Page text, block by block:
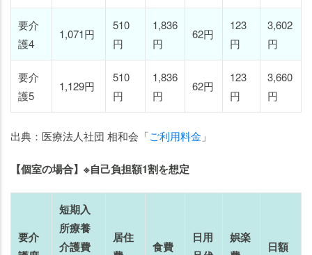
要介
護4
1,071円
510
円
1,836
円
62円
123
円
3,602
円
要介
護5
1,129円
510
円
1,836
円
62円
123
円
3,660
円
出典：医療法人社団 相和会「ご利用料金 」
【個室の場合】※自己負担額1割を想定
要介
短期入
所療養
介護費
居住
食費
日用
娯楽
日額